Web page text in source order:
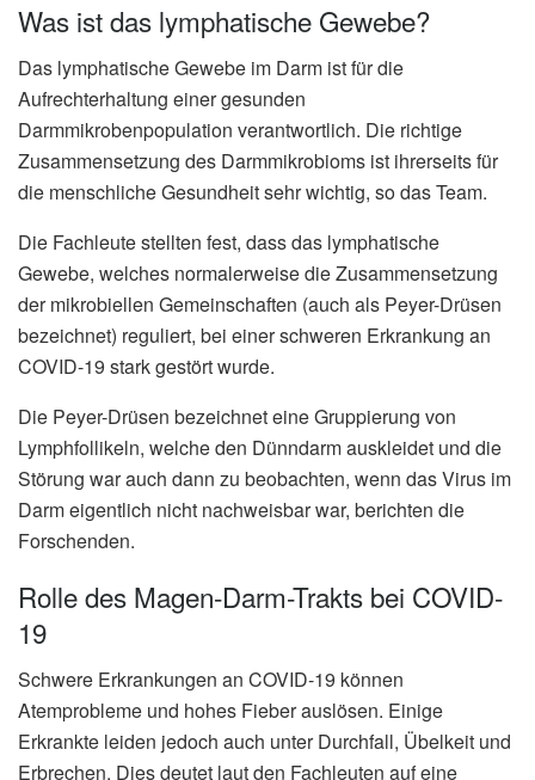
Was ist das lymphatische Gewebe?
Das lymphatische Gewebe im Darm ist für die
Aufrechterhaltung einer gesunden
Darmmikrobenpopulation verantwortlich. Die richtige
Zusammensetzung des Darmmikrobioms ist ihrerseits für
die menschliche Gesundheit sehr wichtig, so das Team.
Die Fachleute stellten fest, dass das lymphatische
Gewebe, welches normalerweise die Zusammensetzung
der mikrobiellen Gemeinschaften (auch als Peyer-Drüsen
bezeichnet) reguliert, bei einer schweren Erkrankung an
COVID-19 stark gestört wurde.
Die Peyer-Drüsen bezeichnet eine Gruppierung von
Lymphfollikeln, welche den Dünndarm auskleidet und die
Störung war auch dann zu beobachten, wenn das Virus im
Darm eigentlich nicht nachweisbar war, berichten die
Forschenden.
Rolle des Magen-Darm-Trakts bei COVID-
19
Schwere Erkrankungen an COVID-19 können
Atemprobleme und hohes Fieber auslösen. Einige
Erkrankte leiden jedoch auch unter Durchfall, Übelkeit und
Erbrechen. Dies deutet laut den Fachleuten auf eine